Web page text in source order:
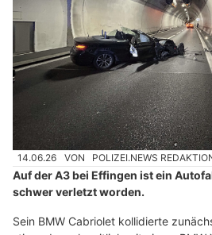
14.06.26 VON POLIZEI.NEWS
Auf der A3 bei Effingen ist ein
schwer verletzt worden.
Sein BMW Cabriolet kollidierte